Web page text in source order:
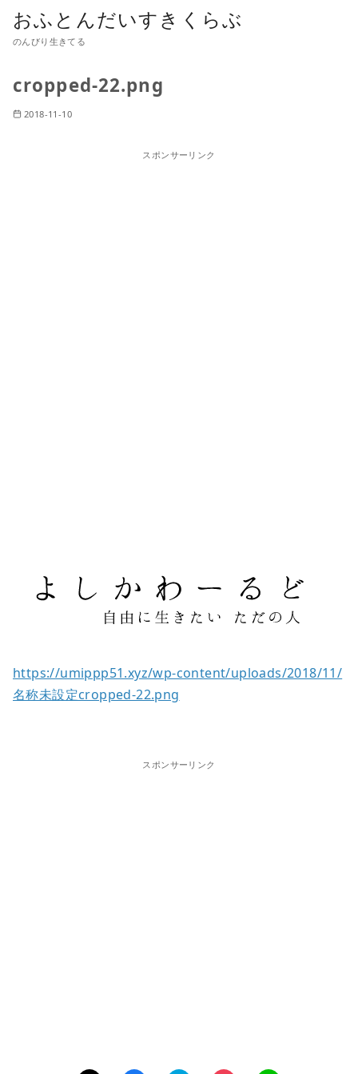
おふとんだいすきくらぶ
のんびり生きてる
cropped-22.png
2018-11-10
スポンサーリンク
https://umippp51.xyz/wp-content/uploads/2018/11/
名称未設定cropped-22.png
スポンサーリンク